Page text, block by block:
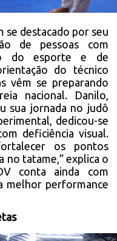
se destacado por seu
de pessoas com
do esporte e de
do técnico
vêm se preparando
nacional. Danilo,
sua jornada no judô
dedicou-se
deficiência visual.
os pontos
no tatame,” explica o
conta ainda com
melhor performance